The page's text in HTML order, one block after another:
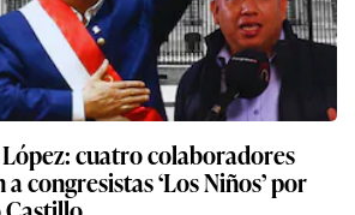
cuatro colaboradores
congresistas ‘Los Niños’ por